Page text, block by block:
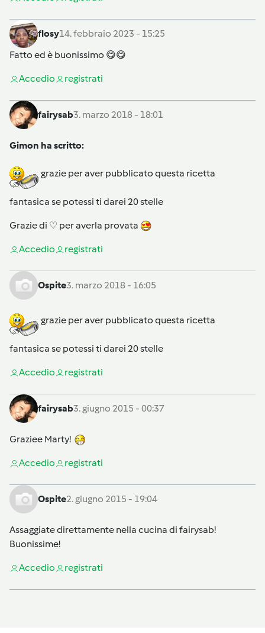
flosy14. febbraio 2023 - 15:25
Fatto ed è buonissimo 😋😋
Accedio registrati
fairysab3. marzo 2018 - 18:01
Gimon ha scritto:
grazie per aver pubblicato questa ricetta
fantasica se potessi ti darei 20 stelle
Grazie di ♡ per averla provata
Accedio registrati
Ospite3. marzo 2018 - 16:05
grazie per aver pubblicato questa ricetta
fantasica se potessi ti darei 20 stelle
Accedio registrati
fairysab3. giugno 2015 - 00:37
Graziee Marty!
Accedio registrati
Ospite2. giugno 2015 - 19:04
Assaggiate direttamente nella cucina di fairysab!
Buonissime!
Accedio registrati